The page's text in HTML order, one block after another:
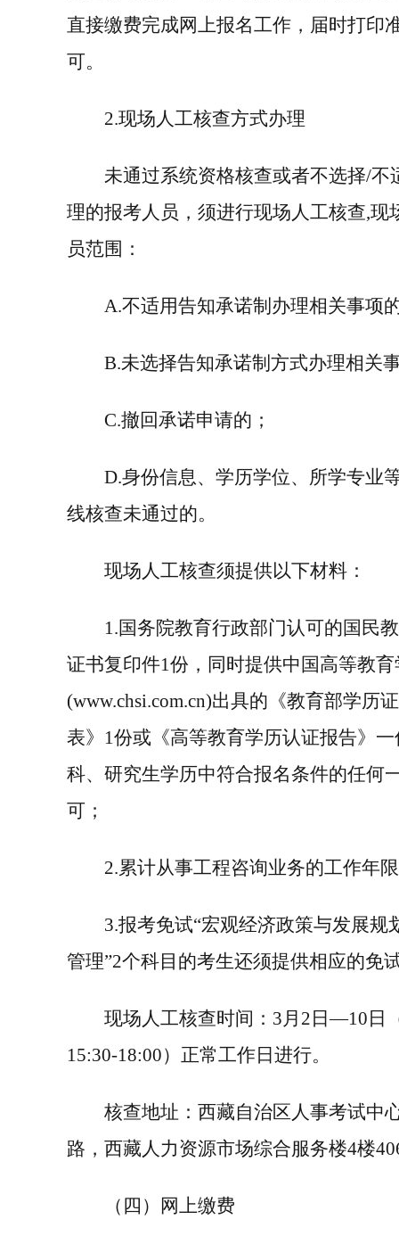
直接缴费完成网上报名工作，届时打印
可。
2.现场人工核查方式办理
未通过系统资格核查或者不选择/不
理的报考人员，须进行现场人工核查,现
员范围：
A.不适用告知承诺制办理相关事项
B.未选择告知承诺制方式办理相关
C.撤回承诺申请的；
D.身份信息、学历学位、所学专业
线核查未通过的。
现场人工核查须提供以下材料：
1 .国务院教育行政部门认可的国民
证书复印件1份，同时提供中国高等教
(www.chsi.com.cn)出具的《教育部学历
表》 1份或《高等教育学历认证报告》
科、研究生学历中符合报名条件的任何
可；
2.累计从事工程咨询业务的工作年
3.报考免试“宏观经济政策与发展规
管理”2个科目的考生还须提供相应的免
现场人工核查时间： 3 月 2 日—10 日
15:30-18:00）正常工作日进行。
核查地址：西藏自治区人事考试中
路，西藏人力资源市场综合服务楼4楼
（四）网上缴费